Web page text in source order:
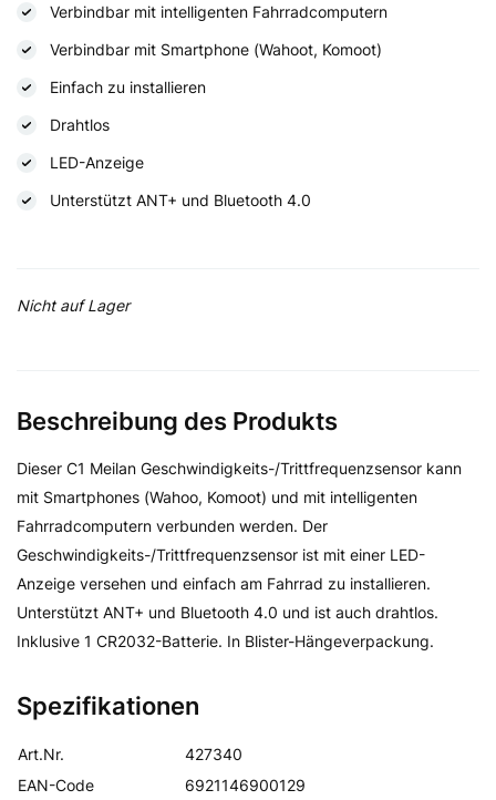
Verbindbar mit intelligenten Fahrradcomputern
Verbindbar mit Smartphone (Wahoot, Komoot)
Einfach zu installieren
Drahtlos
LED-Anzeige
Unterstützt ANT+ und Bluetooth 4.0
Nicht auf Lager
Spezifikationen
Art.Nr.
427340
EAN-Code
6921146900129
Beschreibung des Produkts
Dieser C1 Meilan Geschwindigkeits-/Trittfrequenzsensor kann
mit Smartphones (Wahoo, Komoot) und mit intelligenten
Fahrradcomputern verbunden werden. Der
Geschwindigkeits-/Trittfrequenzsensor ist mit einer LED-
Anzeige versehen und einfach am Fahrrad zu installieren.
Unterstützt ANT+ und Bluetooth 4.0 und ist auch drahtlos.
Inklusive 1 CR2032-Batterie. In Blister-Hängeverpackung.